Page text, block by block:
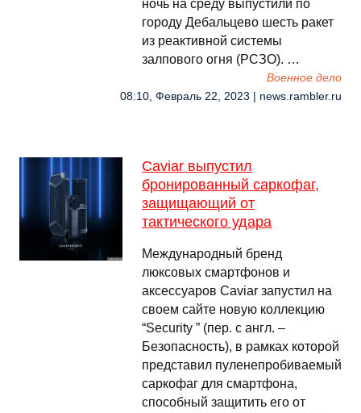
ночь на среду выпустили по
городу Дебальцево шесть ракет
из реактивной системы
залпового огня (РСЗО). …
Военное дело
08:10, Февраль 22, 2023 | news.rambler.ru
Caviar выпустил
бронированный саркофаг,
защищающий от
тактического удара
Международный бренд
люксовых смартфонов и
аксессуаров Caviar запустил на
своем сайте новую коллекцию
“Security ” (пер. с англ. –
Безопасность), в рамках которой
представил пуленепробиваемый
саркофаг для смартфона,
способный защитить его от